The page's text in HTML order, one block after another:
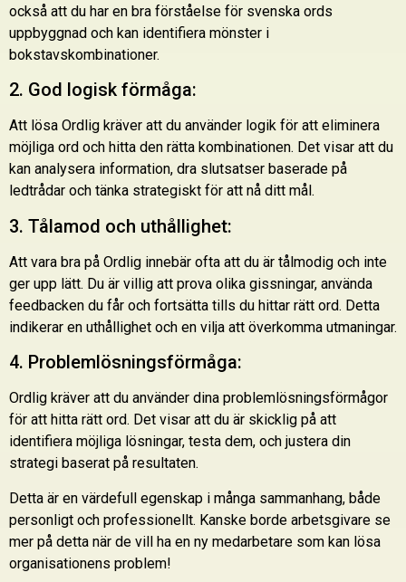
också att du har en bra förståelse för svenska ords
uppbyggnad och kan identifiera mönster i
bokstavskombinationer.
2. God logisk förmåga:
Att lösa Ordlig kräver att du använder logik för att eliminera
möjliga ord och hitta den rätta kombinationen. Det visar att du
kan analysera information, dra slutsatser baserade på
ledtrådar och tänka strategiskt för att nå ditt mål.
3. Tålamod och uthållighet:
Att vara bra på Ordlig innebär ofta att du är tålmodig och inte
ger upp lätt. Du är villig att prova olika gissningar, använda
feedbacken du får och fortsätta tills du hittar rätt ord. Detta
indikerar en uthållighet och en vilja att överkomma utmaningar.
4. Problemlösningsförmåga:
Ordlig kräver att du använder dina problemlösningsförmågor
för att hitta rätt ord. Det visar att du är skicklig på att
identifiera möjliga lösningar, testa dem, och justera din
strategi baserat på resultaten.
Detta är en värdefull egenskap i många sammanhang, både
personligt och professionellt. Kanske borde arbetsgivare se
mer på detta när de vill ha en ny medarbetare som kan lösa
organisationens problem!